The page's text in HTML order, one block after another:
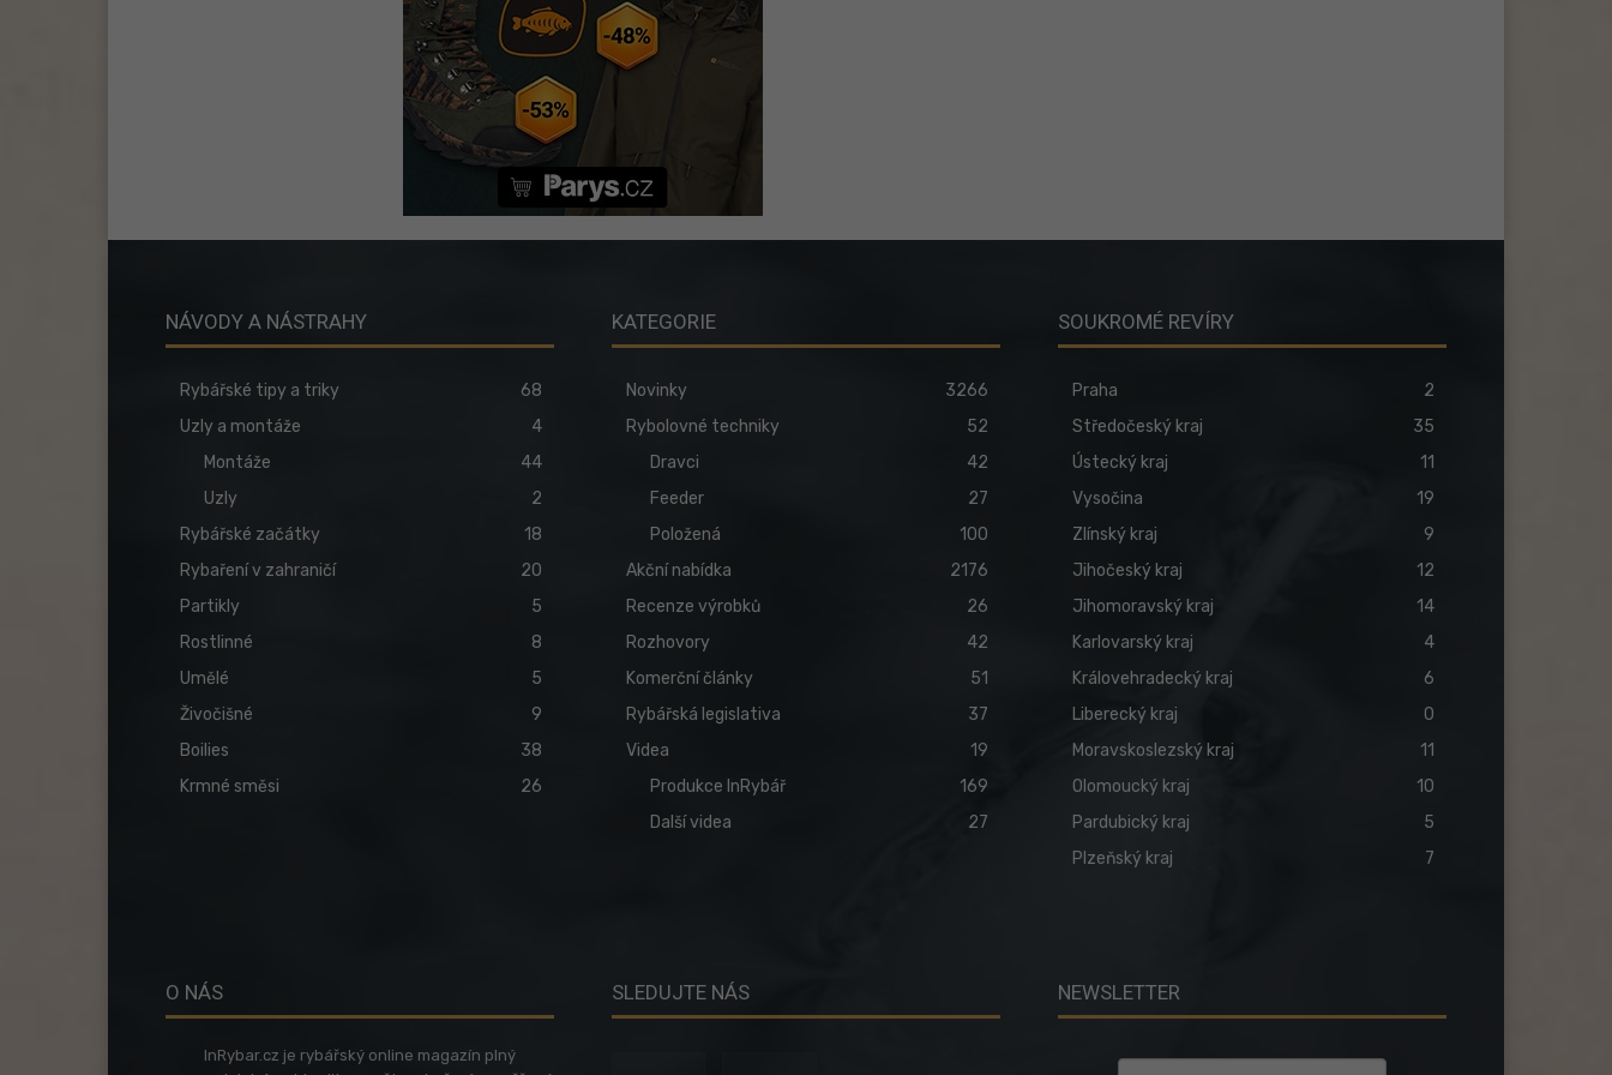
NÁVODY A NÁSTRAHY
Rybářské tipy a triky
68
Uzly a montáže
4
Montáže
44
Uzly
2
Rybářské začátky
18
Rybaření v zahraničí
20
Partikly
5
Rostlinné
8
Umělé
5
Živočišné
9
Boilies
38
Krmné směsi
26
KATEGORIE
Novinky
3266
Rybolovné techniky
52
Dravci
42
Feeder
27
Položená
100
Akční nabídka
2176
Recenze výrobků
26
Rozhovory
42
Komerční články
51
Rybářská legislativa
37
Videa
19
Produkce InRybář
169
Další videa
27
SOUKROMÉ REVÍRY
Praha
2
Středočeský kraj
35
Ústecký kraj
11
Vysočina
19
Zlínský kraj
9
Jihočeský kraj
12
Jihomoravský kraj
14
Karlovarský kraj
4
Královehradecký kraj
6
Liberecký kraj
0
Moravskoslezský kraj
11
Olomoucký kraj
10
Pardubický kraj
5
Plzeňský kraj
7
O NÁS
InRybar.cz je rybářský online magazín plný
SLEDUJTE NÁS NEWSLETTER